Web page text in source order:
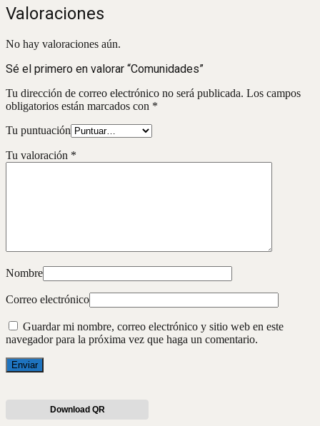
Valoraciones
No hay valoraciones aún.
Sé el primero en valorar “Comunidades”
Tu dirección de correo electrónico no será publicada. Los campos
obligatorios están marcados con *
Tu puntuación
Tu valoración *
Nombre
Correo electrónico
Guardar mi nombre, correo electrónico y sitio web en este
navegador para la próxima vez que haga un comentario.
Download QR